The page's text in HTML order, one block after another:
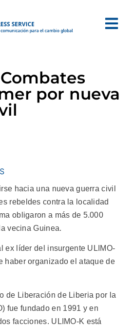
por nueva
hacia una nueva guerra civil
rebeldes contra la localidad
obligaron a más de 5.000
vecina Guinea.
ex líder del insurgente ULIMO-
haber organizado el ataque de
de Liberación de Liberia por la
fue fundado en 1991 y en
facciones. ULIMO-K está